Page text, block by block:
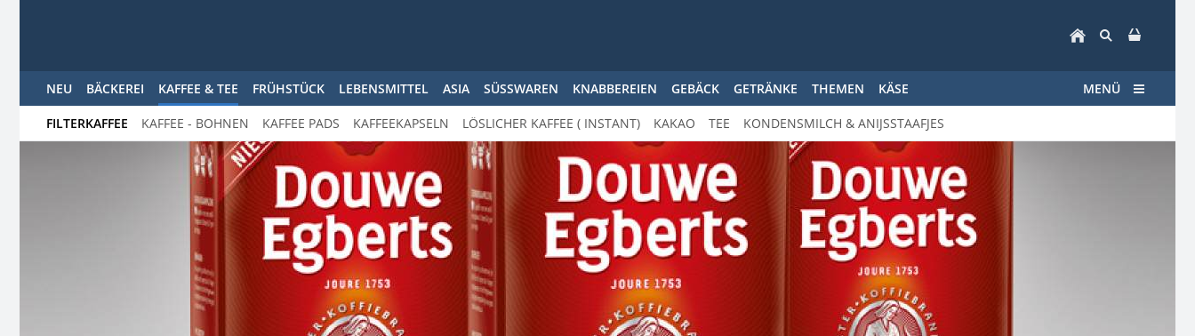
NEU BÄCKEREI KAFFEE & TEE FRÜHSTÜCK LEBENSMITTEL ASIA SÜSSWAREN KNABBEREIEN GEBÄCK GETRÄNKE THEMEN KÄSE MENÜ
FILTERKAFFEE KAFFEE - BOHNEN KAFFEE PADS KAFFEEKAPSELN LÖSLICHER KAFFEE ( INSTANT) KAKAO TEE KONDENSMILCH & ANIJSSTAAFJES